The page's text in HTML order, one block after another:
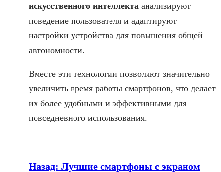
искусственного интеллекта анализируют
поведение пользователя и адаптируют
настройки устройства для повышения общей
автономности.
Вместе эти технологии позволяют значительно
увеличить время работы смартфонов, что делает
их более удобными и эффективными для
повседневного использования.
Назад: Лучшие смартфоны с экраном